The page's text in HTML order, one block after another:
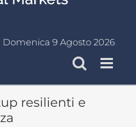
Domenica 9 Agosto 2026
resilienti e